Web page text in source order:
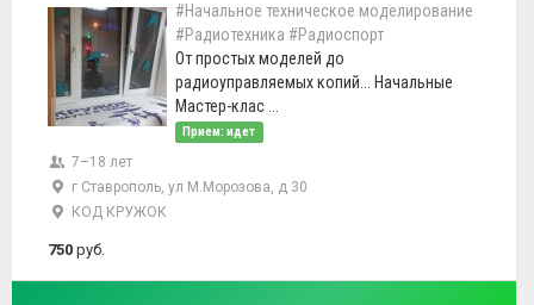
#Начальное техническое моделирование
#Радиотехника #Радиоспорт
От простых моделей до
радиоуправляемых копий... Начальные
Мастер-клас ...
Прием: идет
7–18 лет
г Ставрополь, ул М.Морозова, д 30
КОД КРУЖОК
750 руб.